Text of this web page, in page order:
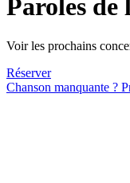
Paroles de
Voir les prochains
Réserver
Chanson manquante ?